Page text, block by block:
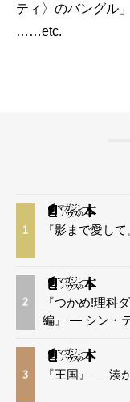
ティ〉のバングル」
……etc.
1 『影まで愛し
2
『つかめ!理科
編』 — シン・
3 『王国』 — 湊